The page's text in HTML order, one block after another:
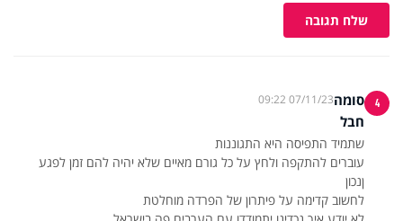
שלח תגובה
4 סומה07/11/23 09:22
חבל